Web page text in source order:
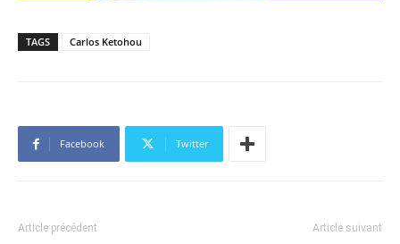
TAGS Carlos Ketohou
Facebook Twitter
Article précédent Article suivant